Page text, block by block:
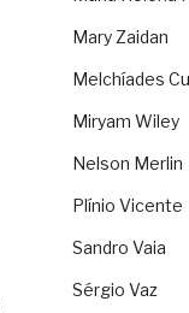
Mary Zaidan
Melchíades
Miryam Wiley
Nelson Merlin
Plínio Vicente
Sandro Vaia
Sérgio Vaz